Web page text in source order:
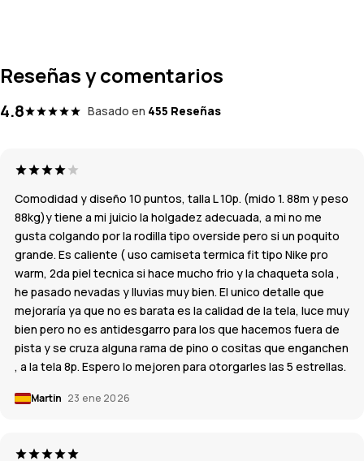
Reseñas y comentarios
4.8 Basado en 455 Reseñas
Comodidad y diseño 10 puntos, talla L 10p. (mido 1. 88m y peso
88kg)y tiene a mi juicio la holgadez adecuada, a mi no me
gusta colgando por la rodilla tipo overside pero si un poquito
grande. Es caliente ( uso camiseta termica fit tipo Nike pro
warm, 2da piel tecnica si hace mucho frio y la chaqueta sola ,
he pasado nevadas y lluvias muy bien. El unico detalle que
mejoraría ya que no es barata es la calidad de la tela, luce muy
bien pero no es antidesgarro para los que hacemos fuera de
pista y se cruza alguna rama de pino o cositas que enganchen
, a la tela 8p. Espero lo mejoren para otorgarles las 5 estrellas.
Martin 23 ene 2026